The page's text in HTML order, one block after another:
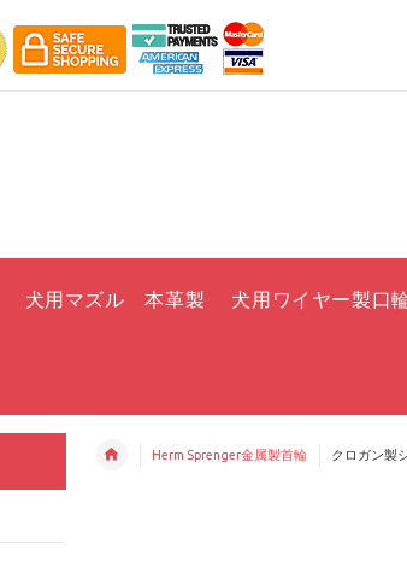
犬用マズル 本革製 犬用ワイヤー製口
Herm Sprenger金属製首輪 クロガン製